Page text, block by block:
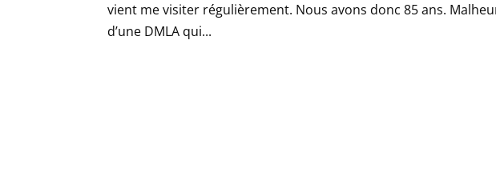
vient me visiter régulièrement. Nous avons donc 85 ans.
d’une DMLA qui...